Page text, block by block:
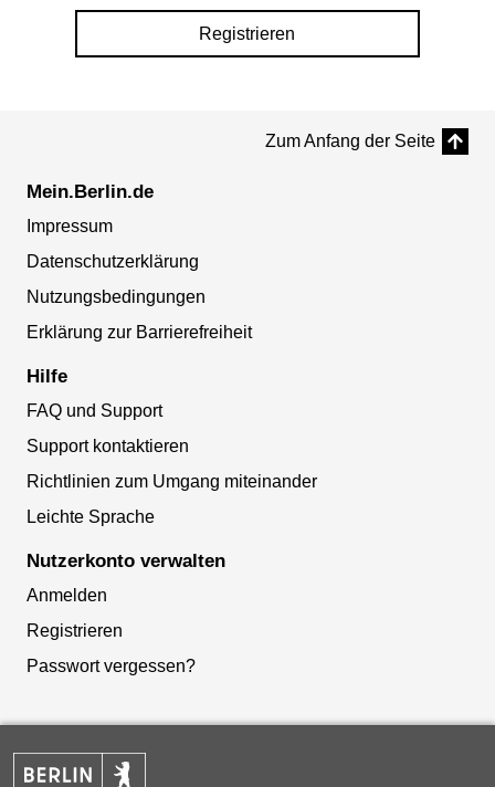
Registrieren
Zum Anfang der Seite
Mein.Berlin.de
Impressum
Datenschutzerklärung
Nutzungsbedingungen
Erklärung zur Barrierefreiheit
Hilfe
FAQ und Support
Support kontaktieren
Richtlinien zum Umgang miteinander
Leichte Sprache
Nutzerkonto verwalten
Anmelden
Registrieren
Passwort vergessen?